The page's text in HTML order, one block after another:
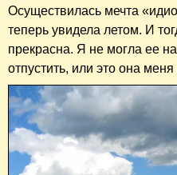
Осуществилась мечта
теперь увидела летом. И
прекрасна. Я не могла ее
отпустить, или это она